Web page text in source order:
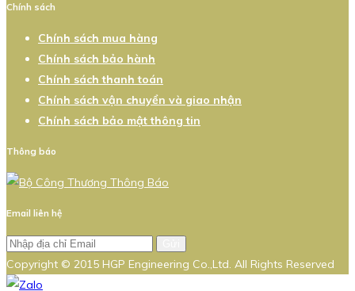
Chính sách
Chính sách mua hàng
Chính sách bảo hành
Chính sách thanh toán
Chính sách vận chuyển và giao nhận
Chính sách bảo mật thông tin
Thông báo
Email liên hệ
Copyright © 2015 HGP Engineering Co.,Ltd. All Rights Reserved